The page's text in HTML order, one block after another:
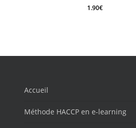
1.90€
Accueil
Méthode HACCP en e-learning